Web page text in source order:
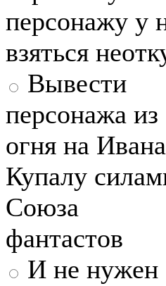
персонажу у
взяться
Вывести
персонажа из
огня на Ивана
Купалу
Союза
фантастов
И не нужен